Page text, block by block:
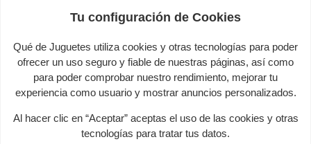
COLORBABY
Representante:
Color Baby SL
País del representante:
España
Dirección:
Calle Córdoba, 15 03440 Ibi
info@colorbaby.es
Tu configuración de Cookies
Qué de Juguetes utiliza cookies y otras tecnologías para poder
ofrecer un uso seguro y fiable de nuestras páginas, así como
para poder comprobar nuestro rendimiento, mejorar tu
experiencia como usuario y mostrar anuncios personalizados.
Al hacer clic en “Aceptar” aceptas el uso de las cookies y otras
tecnologías para tratar tus datos.